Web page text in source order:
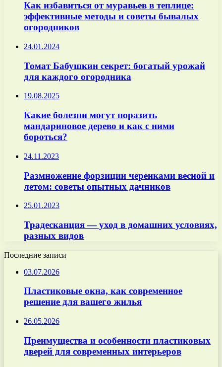
Как избавиться от муравьев в теплице:
эффективные методы и советы бывалых
огородников
24.01.2024
Томат Бабушкин секрет: богатый урожай
для каждого огородника
19.08.2025
Какие болезни могут поразить
мандариновое дерево и как с ними
бороться?
24.11.2023
Размножение форзиции черенками весной и
летом: советы опытных дачников
25.01.2023
Традесканция — уход в домашних условиях,
разных видов
Последние записи
03.07.2026
Пластиковые окна, как современное
решение для вашего жилья
26.05.2026
Преимущества и особенности пластиковых
дверей для современных интерьеров